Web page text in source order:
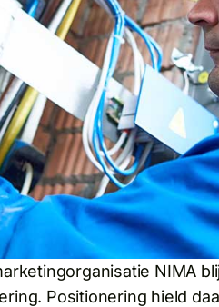
NIMA
Positionering hield